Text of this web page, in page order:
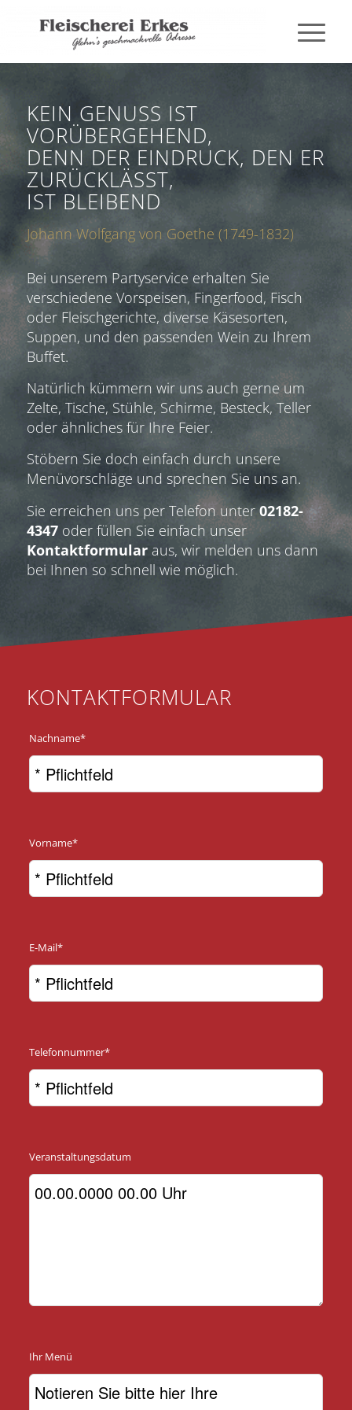
KEIN GENUSS IST
VORÜBERGEHEND,
DENN DER EINDRUCK, DEN ER
ZURÜCKLÄSST,
IST BLEIBEND
Johann Wolfgang von Goethe (1749-1832)
Bei unserem Partyservice erhalten Sie
verschiedene Vorspeisen, Fingerfood, Fisch
oder Fleischgerichte, diverse Käsesorten,
Suppen, und den passenden Wein zu Ihrem
Buffet.
Natürlich kümmern wir uns auch gerne um
Zelte, Tische, Stühle, Schirme, Besteck, Teller
oder ähnliches für Ihre Feier.
Stöbern Sie doch einfach durch unsere
Menüvorschläge und sprechen Sie uns an.
Sie erreichen uns per Telefon unter02182-
4347 oder füllen Sie einfach unser
Kontaktformular aus, wir melden uns dann
bei Ihnen so schnell wie möglich.
KONTAKTFORMULAR
Nachname*
Vorname*
E-Mail*
Telefonnummer*
Veranstaltungsdatum
Ihr Menü